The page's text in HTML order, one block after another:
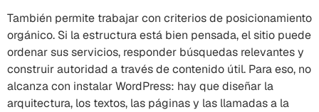
También permite trabajar con criterios de posicionamiento
orgánico. Si la estructura está bien pensada, el sitio puede
ordenar sus servicios, responder búsquedas relevantes y
construir autoridad a través de contenido útil. Para eso, no
alcanza con instalar WordPress: hay que diseñar la
arquitectura, los textos, las páginas y las llamadas a la